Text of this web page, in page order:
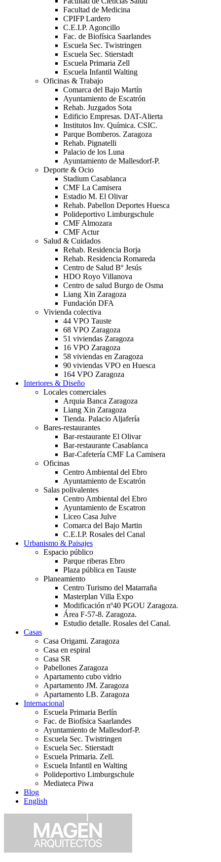
Facultad de Medicina
CPIFP Lardero
C.E.I.P. Agoncillo
Fac. de Biofísica Saarlandes
Escuela Sec. Twistringen
Escuela Sec. Stierstadt
Escuela Primaria Zell
Escuela Infantil Walting
Oficinas & Trabajo
Comarca del Bajo Martín
Ayuntamiento de Escatrón
Rehab. Juzgados Sota
Edificio Empresas. DAT-Alierta
Institutos Inv. Química. CSIC.
Parque Bomberos. Zaragoza
Rehab. Pignatelli
Palacio de los Luna
Ayuntamiento de Mallesdorf-P.
Deporte & Ocio
Stadium Casablanca
CMF La Camisera
Estadio M. El Olivar
Rehab. Pabellon Deportes Huesca
Polideportivo Limburgschule
CMF Almozara
CMF Actur
Salud & Cuidados
Rehab. Residencia Borja
Rehab. Residencia Romareda
Centro de Salud Bº Jesús
HDO Royo Villanova
Centro de salud Burgo de Osma
Liang Xin Zaragoza
Fundación DFA
Vivienda colectiva
44 VPO Tauste
68 VPO Zaragoza
51 viviendas Zaragoza
16 VPO Zaragoza
58 viviendas en Zaragoza
90 viviendas VPO en Huesca
164 VPO Zaragoza
Interiores & Diseño
Locales comerciales
Arquia Banca Zaragoza
Liang Xin Zaragoza
Tienda. Palacio Aljafería
Bares-restaurantes
Bar-restaurante El Olivar
Bar-restaurante Casablanca
Bar-Cafetería CMF La Camisera
Oficinas
Centro Ambiental del Ebro
Ayuntamiento de Escatrón
Salas polivalentes
Centro Ambiental del Ebro
Ayuntamiento de Escatron
Liceo Casa Julve
Comarca del Bajo Martin
C.E.I.P. Rosales del Canal
Urbanismo & Paisajes
Espacio público
Parque riberas Ebro
Plaza pública en Tauste
Planeamiento
Centro Turismo del Matarraña
Masterplan Villa Expo
Modificación nº40 PGOU Zaragoza.
Área F-57-8. Zaragoza.
Estudio detalle. Rosales del Canal.
Casas
Casa Origami. Zaragoza
Casa en espiral
Casa SR
Pabellones Zaragoza
Apartamento cubo vidrio
Apartamento JM. Zaragoza
Apartamento LB. Zaragoza
Internacional
Escuela Primaria Berlín
Fac. de Biofísica Saarlandes
Ayuntamiento de Mallesdorf-P.
Escuela Sec. Twistringen
Escuela Sec. Stierstadt
Escuela Primaria. Zell.
Escuela Infantil en Walting
Polideportivo Limburgschule
Mediateca Piwa
Blog
English